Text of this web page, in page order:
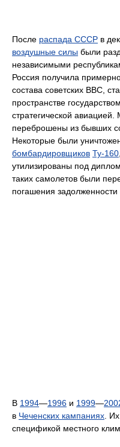
После распада СССР в
воздушные силы были
независимыми
Россия получила
состава советских ВВС,
пространстве
стратегической
переброшены из бывших
Некоторые были
бомбардировщиков Ту-160
утилизированы под
таких самолетов были
погашения задолженности
В 1994—1996 и 1999—
в Чеченских кампаниях .
спецификой местного